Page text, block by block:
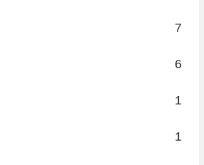
7
6
1
1